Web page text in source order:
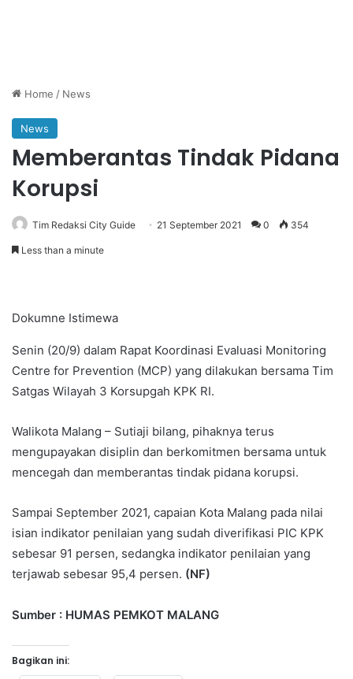
Home / News
News
Memberantas Tindak Pidana
Korupsi
Tim Redaksi City Guide 21 September 2021 0 354
Less than a minute
Dokumne Istimewa
Senin (20/9) dalam Rapat Koordinasi Evaluasi Monitoring
Centre for Prevention (MCP) yang dilakukan bersama Tim
Satgas Wilayah 3 Korsupgah KPK RI.
Walikota Malang – Sutiaji bilang, pihaknya terus
mengupayakan disiplin dan berkomitmen bersama untuk
mencegah dan memberantas tindak pidana korupsi.
Sampai September 2021, capaian Kota Malang pada nilai
isian indikator penilaian yang sudah diverifikasi PIC KPK
sebesar 91 persen, sedangka indikator penilaian yang
terjawab sebesar 95,4 persen. (NF)
Sumber : HUMAS PEMKOT MALANG
Bagikan ini: